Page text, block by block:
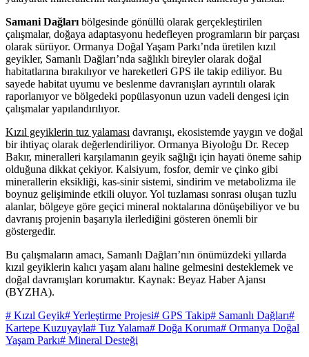
Samani Dağları bölgesinde gönüllü olarak gerçekleştirilen
çalışmalar, doğaya adaptasyonu hedefleyen programların bir parçası
olarak sürüyor. Ormanya Doğal Yaşam Parkı’nda üretilen kızıl
geyikler, Samanlı Dağları’nda sağlıklı bireyler olarak doğal
habitatlarına bırakılıyor ve hareketleri GPS ile takip ediliyor. Bu
sayede habitat uyumu ve beslenme davranışları ayrıntılı olarak
raporlanıyor ve bölgedeki popülasyonun uzun vadeli dengesi için
çalışmalar yapılandırılıyor.
Kızıl geyiklerin tuz yalaması davranışı, ekosistemde yaygın ve doğal
bir ihtiyaç olarak değerlendiriliyor. Ormanya Biyoloğu Dr. Recep
Bakır, mineralleri karşılamanın geyik sağlığı için hayati öneme sahip
olduğuna dikkat çekiyor. Kalsiyum, fosfor, demir ve çinko gibi
minerallerin eksikliği, kas-sinir sistemi, sindirim ve metabolizma ile
boynuz gelişiminde etkili oluyor. Yol tuzlaması sonrası oluşan tuzlu
alanlar, bölgeye göre geçici mineral noktalarına dönüşebiliyor ve bu
davranış projenin başarıyla ilerlediğini gösteren önemli bir
göstergedir.
Bu çalışmaların amacı, Samanlı Dağları’nın önümüzdeki yıllarda
kızıl geyiklerin kalıcı yaşam alanı haline gelmesini desteklemek ve
doğal davranışları korumaktır. Kaynak: Beyaz Haber Ajansı
(BYZHA).
# Kızıl Geyik# Yerleştirme Projesi# GPS Takip# Samanlı Dağları#
Kartepe Kuzuyayla# Tuz Yalama# Doğa Koruma# Ormanya Doğal
Yaşam Parkı# Mineral Desteği